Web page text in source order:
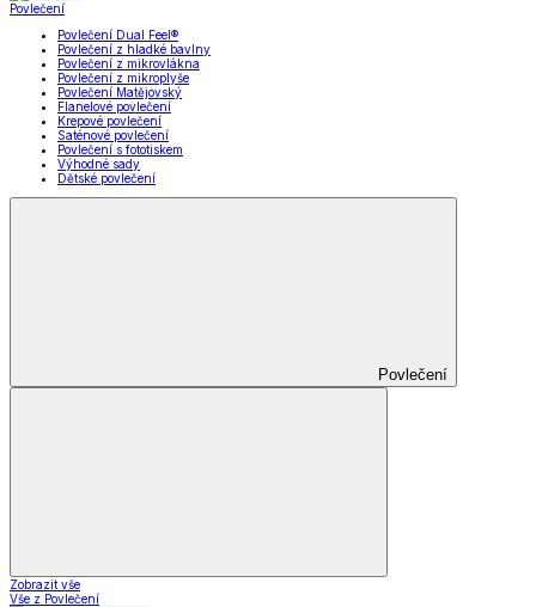
Povlečení
Povlečení Dual Feel®
Povlečení z hladké bavlny
Povlečení z mikrovlákna
Povlečení z mikroplyše
Povlečení Matějovský
Flanelové povlečení
Krepové povlečení
Saténové povlečení
Povlečení s fototiskem
Výhodné sady
Dětské povlečení
Povlečení
Zobrazit vše
Vše z Povlečení